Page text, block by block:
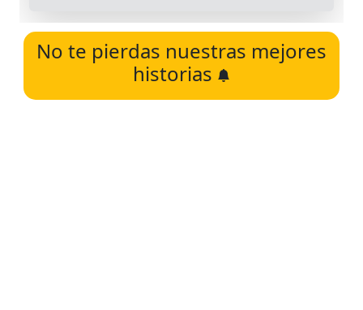
No te pierdas nuestras mejores
historias